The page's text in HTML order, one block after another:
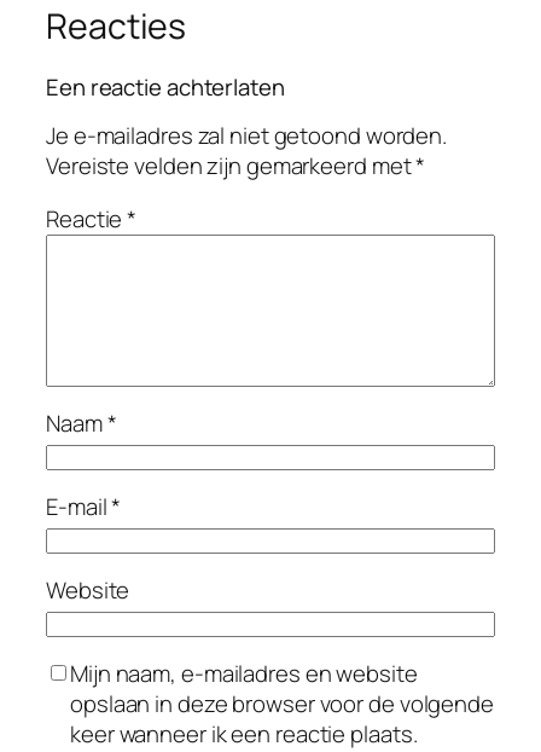
Reacties
Een reactie achterlaten
Je e-mailadres zal niet getoond worden.
Vereiste velden zijn gemarkeerd met*
Reactie*
Naam*
E-mail*
Website
Mijn naam, e-mailadres en website
opslaan in deze browser voor de volgende
keer wanneer ik een reactie plaats.